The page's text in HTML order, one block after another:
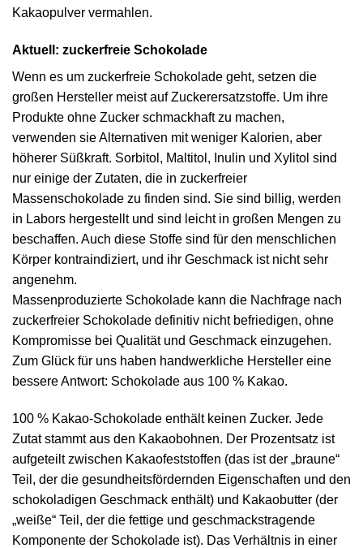
Kakaopulver vermahlen.
Aktuell: zuckerfreie Schokolade
Wenn es um zuckerfreie Schokolade geht, setzen die
großen Hersteller meist auf Zuckerersatzstoffe. Um ihre
Produkte ohne Zucker schmackhaft zu machen,
verwenden sie Alternativen mit weniger Kalorien, aber
höherer Süßkraft. Sorbitol, Maltitol, Inulin und Xylitol sind
nur einige der Zutaten, die in zuckerfreier
Massenschokolade zu finden sind. Sie sind billig, werden
in Labors hergestellt und sind leicht in großen Mengen zu
beschaffen. Auch diese Stoffe sind für den menschlichen
Körper kontraindiziert, und ihr Geschmack ist nicht sehr
angenehm.
Massenproduzierte Schokolade kann die Nachfrage nach
zuckerfreier Schokolade definitiv nicht befriedigen, ohne
Kompromisse bei Qualität und Geschmack einzugehen.
Zum Glück für uns haben handwerkliche Hersteller eine
bessere Antwort: Schokolade aus 100 % Kakao.
100 % Kakao-Schokolade enthält keinen Zucker. Jede
Zutat stammt aus den Kakaobohnen. Der Prozentsatz ist
aufgeteilt zwischen Kakaofeststoffen (das ist der „braune“
Teil, der die gesundheitsfördernden Eigenschaften und den
schokoladigen Geschmack enthält) und Kakaobutter (der
„weiße“ Teil, der die fettige und geschmackstragende
Komponente der Schokolade ist). Das Verhältnis in einer